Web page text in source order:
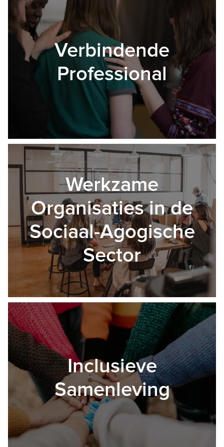
Verbindende
Professional
Werkzame
Organisaties in de
Sociaal-Agogische
Sector
Inclusieve
Samenleving